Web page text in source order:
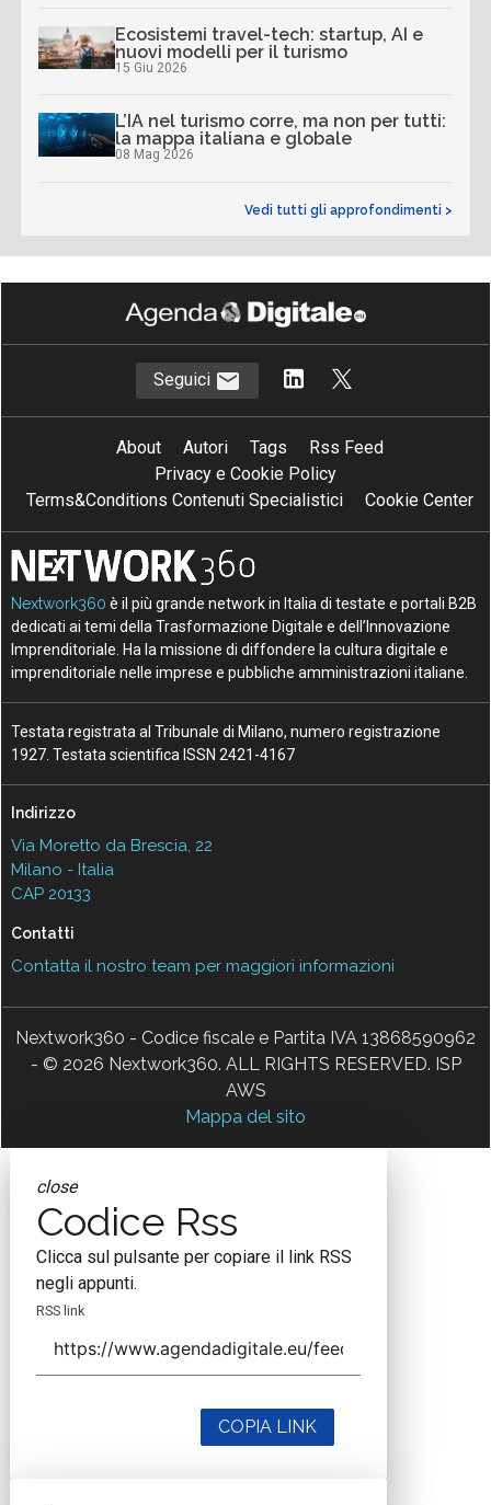
Ecosistemi travel-tech: startup, AI e
nuovi modelli per il turismo
15 Giu 2026
L’IA nel turismo corre, ma non per tutti:
la mappa italiana e globale
08 Mag 2026
Vedi tutti gli approfondimenti >
Seguici
About Autori Tags
Rss Feed
Privacy e Cookie Policy
Terms&Conditions Contenuti Specialistici
Cookie Center
Nextwork360 è il più grande network in Italia di testate e portali B2B
dedicati ai temi della Trasformazione Digitale e dell’Innovazione
Imprenditoriale. Ha la missione di diffondere la cultura digitale e
imprenditoriale nelle imprese e pubbliche amministrazioni italiane.
Testata registrata al Tribunale di Milano, numero registrazione
1927. Testata scientifica ISSN 2421-4167
Indirizzo
Via Moretto da Brescia, 22
Milano - Italia
CAP 20133
Contatti
Contatta il nostro team per maggiori informazioni
Nextwork360 - Codice fiscale e Partita IVA 13868590962
- © 2026 Nextwork360. ALL RIGHTS RESERVED. ISP
AWS
Mappa del sito
close
Codice Rss
Clicca sul pulsante per copiare il link RSS
negli appunti.
RSS link
COPIA LINK